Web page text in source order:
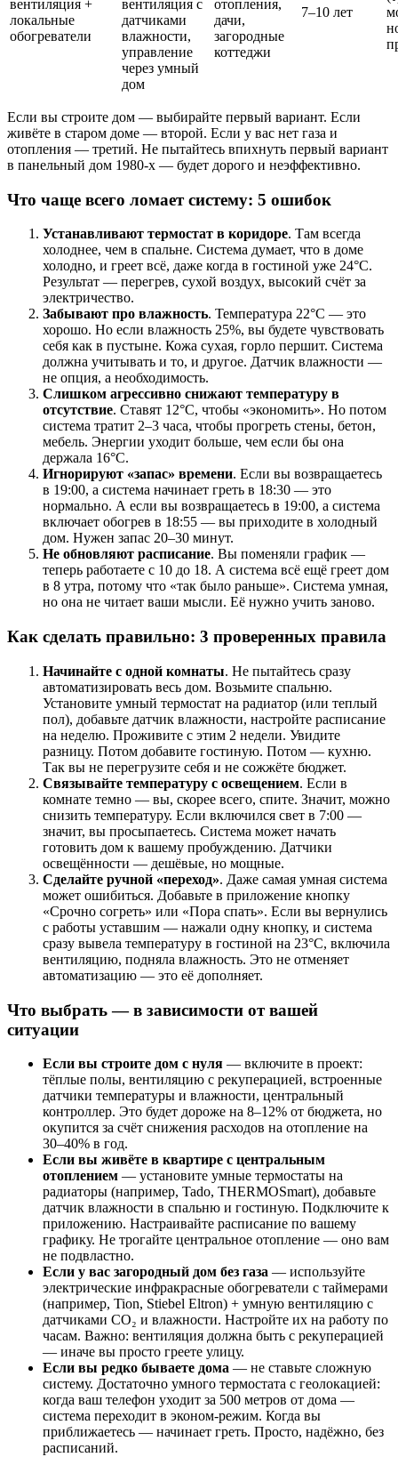
вентиляция +
локальные
обогреватели
вентиляция с
датчиками
влажности,
управление
через умный
дом
отопления,
дачи,
загородные
коттеджи
7–10 лет
Если вы строите дом — выбирайте первый вариант. Если
живёте в старом доме — второй. Если у вас нет газа и
отопления — третий. Не пытайтесь впихнуть первый вариант
в панельный дом 1980-х — будет дорого и неэффективно.
Что чаще всего ломает систему: 5 ошибок
Устанавливают термостат в коридоре. Там всегда
холоднее, чем в спальне. Система думает, что в доме
холодно, и греет всё, даже когда в гостиной уже 24°C.
Результат — перегрев, сухой воздух, высокий счёт за
электричество.
Забывают про влажность. Температура 22°C — это
хорошо. Но если влажность 25%, вы будете чувствовать
себя как в пустыне. Кожа сухая, горло першит. Система
должна учитывать и то, и другое. Датчик влажности —
не опция, а необходимость.
Слишком агрессивно снижают температуру в
отсутствие. Ставят 12°C, чтобы «экономить». Но потом
система тратит 2–3 часа, чтобы прогреть стены, бетон,
мебель. Энергии уходит больше, чем если бы она
держала 16°C.
Игнорируют «запас» времени. Если вы возвращаетесь
в 19:00, а система начинает греть в 18:30 — это
нормально. А если вы возвращаетесь в 19:00, а система
включает обогрев в 18:55 — вы приходите в холодный
дом. Нужен запас 20–30 минут.
Не обновляют расписание. Вы поменяли график —
теперь работаете с 10 до 18. А система всё ещё греет дом
в 8 утра, потому что «так было раньше». Система умная,
но она не читает ваши мысли. Её нужно учить заново.
Как сделать правильно: 3 проверенных правила
Начинайте с одной комнаты. Не пытайтесь сразу
автоматизировать весь дом. Возьмите спальню.
Установите умный термостат на радиатор (или теплый
пол), добавьте датчик влажности, настройте расписание
на неделю. Проживите с этим 2 недели. Увидите
разницу. Потом добавите гостиную. Потом — кухню.
Так вы не перегрузите себя и не сожжёте бюджет.
Связывайте температуру с освещением. Если в
комнате темно — вы, скорее всего, спите. Значит, можно
снизить температуру. Если включился свет в 7:00 —
значит, вы просыпаетесь. Система может начать
готовить дом к вашему пробуждению. Датчики
освещённости — дешёвые, но мощные.
Сделайте ручной «переход». Даже самая умная система
может ошибиться. Добавьте в приложение кнопку
«Срочно согреть» или «Пора спать». Если вы вернулись
с работы уставшим — нажали одну кнопку, и система
сразу вывела температуру в гостиной на 23°C, включила
вентиляцию, подняла влажность. Это не отменяет
автоматизацию — это её дополняет.
Что выбрать — в зависимости от вашей
ситуации
Если вы строите дом с нуля — включите в проект:
тёплые полы, вентиляцию с рекуперацией, встроенные
датчики температуры и влажности, центральный
контроллер. Это будет дороже на 8–12% от бюджета, но
окупится за счёт снижения расходов на отопление на
30–40% в год.
Если вы живёте в квартире с центральным
отоплением — установите умные термостаты на
радиаторы (например, Tado, THERMOSmart), добавьте
датчик влажности в спальню и гостиную. Подключите к
приложению. Настраивайте расписание по вашему
графику. Не трогайте центральное отопление — оно вам
не подвластно.
Если у вас загородный дом без газа — используйте
электрические инфракрасные обогреватели с таймерами
(например, Tion, Stiebel Eltron) + умную вентиляцию с
датчиками CO₂ и влажности. Настройте их на работу по
часам. Важно: вентиляция должна быть с рекуперацией
— иначе вы просто греете улицу.
Если вы редко бываете дома — не ставьте сложную
систему. Достаточно умного термостата с геолокацией:
когда ваш телефон уходит за 500 метров от дома —
система переходит в эконом-режим. Когда вы
приближаетесь — начинает греть. Просто, надёжно, без
расписаний.